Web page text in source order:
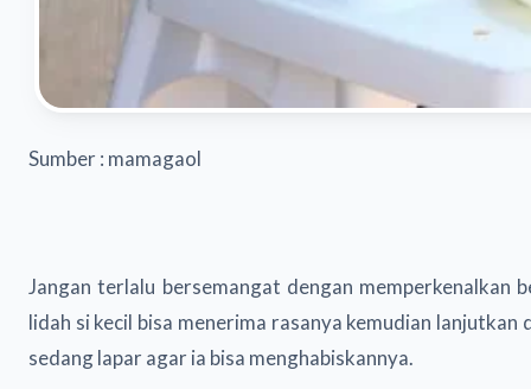
Sumber : mamagaol
Jangan terlalu bersemangat dengan memperkenalkan
lidah si kecil bisa menerima rasanya kemudian
sedang lapar agar ia bisa menghabiskannya.